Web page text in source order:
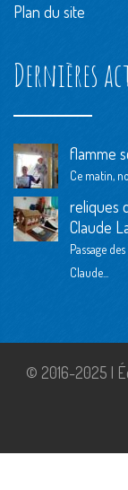
Plan du site
Dernières
flamme
Ce matin,
reliques
Claude
Passage
Claude...
© 2016-2025 |